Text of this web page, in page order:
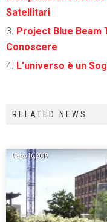
Satellitari
Project Blue Beam
Conoscere
L’universo è un
RELATED NEWS
Marzo 16, 2019